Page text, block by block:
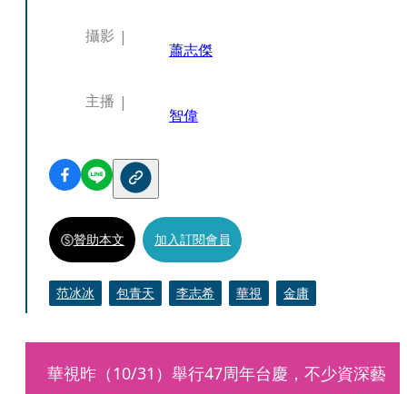
攝影
蕭志傑
主播
智偉
贊助本文 加入訂閱會員
范冰冰 包青天 李志希 華視 金庸
華視昨（10/31）舉行47周年台慶，不少資深藝